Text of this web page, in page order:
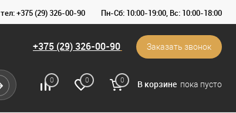
тел: +375 (29) 326-00-90 Пн-Сб: 10:00-19:00, Вс: 10:00-18:00
+375 (29) 326-00-90 Заказать звонок
0 0 0 В корзине пока пусто